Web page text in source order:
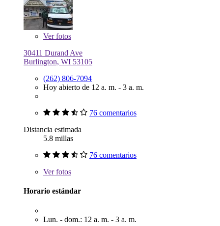
Verfotos
30411 Durand Ave
Burlington, WI 53105
(262) 806-7094
Hoy abierto de 12 a. m. - 3 a. m.
76 comentarios
Distancia estimada
5.8 millas
76 comentarios
Verfotos
Horario estándar
Lun. - dom.: 12 a. m. - 3 a. m.